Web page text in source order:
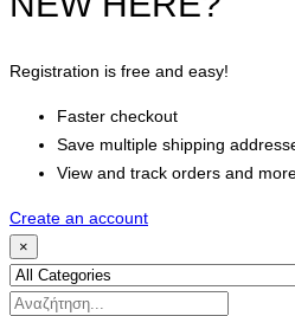
Registration is free and easy!
Faster checkout
Save multiple shipping
View and track orders and
Create an account
×
Search